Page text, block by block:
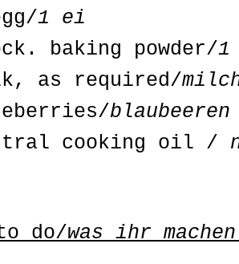
1 ei
baking powder/1
as required/
blaubeeren
cooking oil /
do/was ihr